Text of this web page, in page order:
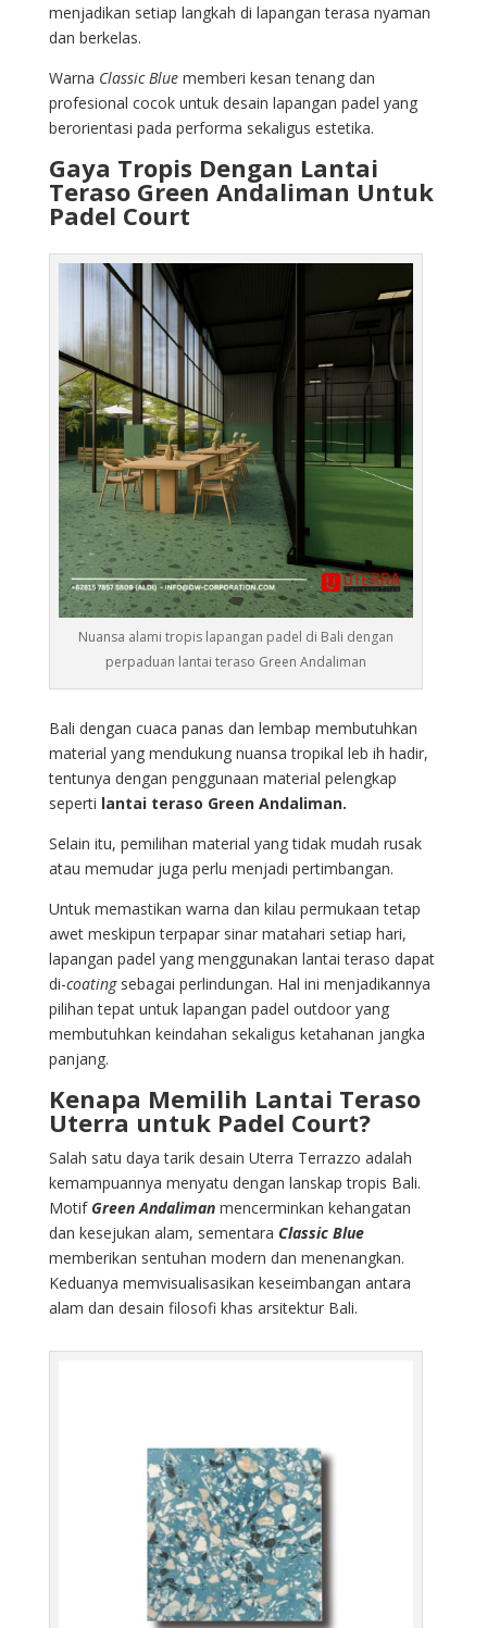
menjadikan setiap langkah di lapangan terasa nyaman
dan berkelas.
Warna Classic Bluememberi kesan tenang dan
profesional cocok untuk desain lapangan padel yang
berorientasi pada performa sekaligus estetika.
Gaya Tropis Dengan Lantai
Teraso Green Andaliman Untuk
Padel Court
Nuansa alami tropis lapangan padel di Bali dengan
perpaduan lantai teraso Green Andaliman
Bali dengan cuaca panas dan lembap membutuhkan
material yang mendukung nuansa tropikal leb ih hadir,
tentunya dengan penggunaan material pelengkap
seperti lantai teraso Green Andaliman.
Selain itu, pemilihan material yang tidak mudah rusak
atau memudar juga perlu menjadi pertimbangan.
Untuk memastikan warna dan kilau permukaan tetap
awet meskipun terpapar sinar matahari setiap hari,
lapangan padel yang menggunakan lantai teraso dapat
di-coating sebagai perlindungan. Hal ini menjadikannya
pilihan tepat untuk lapangan padel outdoor yang
membutuhkan keindahan sekaligus ketahanan jangka
panjang.
Kenapa Memilih Lantai Teraso
Uterra untuk Padel Court?
Salah satu daya tarik desain Uterra Terrazzo adalah
kemampuannya menyatu dengan lanskap tropis Bali.
Motif Green Andalimanmencerminkan kehangatan
dan kesejukan alam, sementara Classic Blue
memberikan sentuhan modern dan menenangkan.
Keduanya memvisualisasikan keseimbangan antara
alam dan desain filosofi khas arsitektur Bali.